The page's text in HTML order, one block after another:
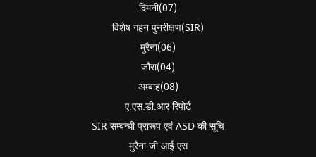
दिमनी(07)
विशेष गहन पुनरीक्षण(SIR)
मुरैना(06)
जौरा(04)
अम्बाह(08)
ए.एस.डी.आर रिपोर्ट
SIR सम्बन्धी प्रारूप एवं ASD की सूचि
मुरैना जी आई एस